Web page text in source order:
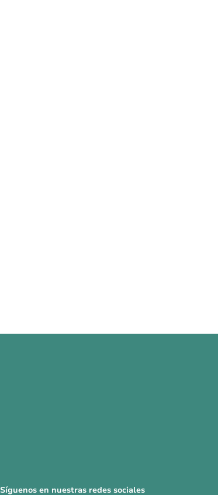
Síguenos en nuestras redes sociales